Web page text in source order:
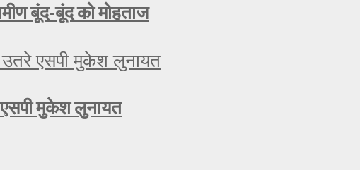
बूंद-बूंद को मोहताज
एसपी मुकेश लुनायत